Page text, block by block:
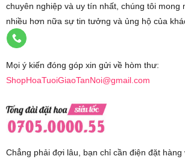
chuyên nghiệp và uy tín nhất, chúng tôi mong
nhiều hơn nữa sự tin tưởng và ủng hộ của
Mọi ý kiến đóng góp xin gửi về hòm thư:
ShopHoaTuoiGiaoTanNoi@gmail.com
Chẳng phải đợi lâu, bạn chỉ cần điện đặt